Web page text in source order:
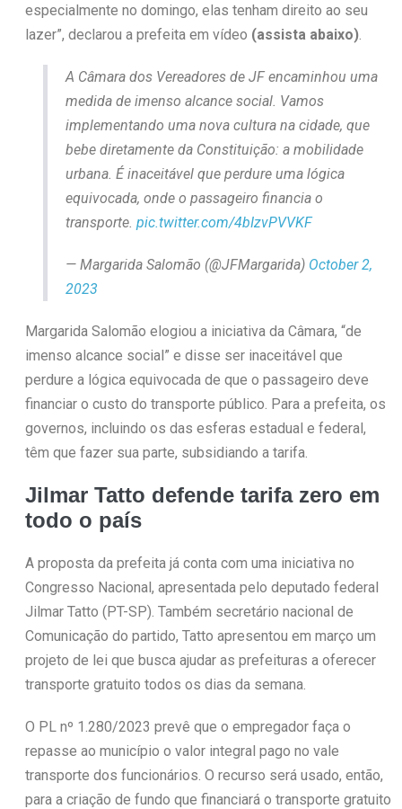
especialmente no domingo, elas tenham direito ao seu
lazer”, declarou a prefeita em vídeo (assista abaixo).
A Câmara dos Vereadores de JF encaminhou uma
medida de imenso alcance social. Vamos
implementando uma nova cultura na cidade, que
bebe diretamente da Constituição: a mobilidade
urbana. É inaceitável que perdure uma lógica
equivocada, onde o passageiro financia o
transporte. pic.twitter.com/4bIzvPVVKF
— Margarida Salomão (@JFMargarida) October 2,
2023
Margarida Salomão elogiou a iniciativa da Câmara, “de
imenso alcance social” e disse ser inaceitável que
perdure a lógica equivocada de que o passageiro deve
financiar o custo do transporte público. Para a prefeita, os
governos, incluindo os das esferas estadual e federal,
têm que fazer sua parte, subsidiando a tarifa.
Jilmar Tatto defende tarifa zero em
todo o país
A proposta da prefeita já conta com uma iniciativa no
Congresso Nacional, apresentada pelo deputado federal
Jilmar Tatto (PT-SP). Também secretário nacional de
Comunicação do partido, Tatto apresentou em março um
projeto de lei que busca ajudar as prefeituras a oferecer
transporte gratuito todos os dias da semana.
O PL nº 1.280/2023 prevê que o empregador faça o
repasse ao município o valor integral pago no vale
transporte dos funcionários. O recurso será usado, então,
para a criação de fundo que financiará o transporte gratuito